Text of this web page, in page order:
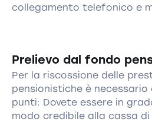
collegamento telefonico e
Prelievo dal fondo
Per la riscossione delle
pensionistiche è necessario
punti: Dovete essere in
modo credibile alla cassa